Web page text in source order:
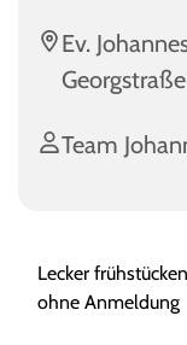
Ev.
Team
Lecker
ohne Anmeldung